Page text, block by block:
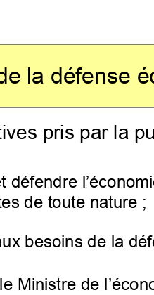
la défense
pris par la
défendre
de toute nature ;
besoins de la
Ministre de